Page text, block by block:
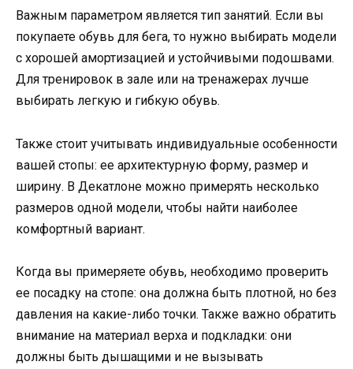
Важным параметром является тип занятий. Если вы
покупаете обувь для бега, то нужно выбирать модели
с хорошей амортизацией и устойчивыми подошвами.
Для тренировок в зале или на тренажерах лучше
выбирать легкую и гибкую обувь.
Также стоит учитывать индивидуальные особенности
вашей стопы: ее архитектурную форму, размер и
ширину. В Декатлоне можно примерять несколько
размеров одной модели, чтобы найти наиболее
комфортный вариант.
Когда вы примеряете обувь, необходимо проверить
ее посадку на стопе: она должна быть плотной, но без
давления на какие-либо точки. Также важно обратить
внимание на материал верха и подкладки: они
должны быть дышащими и не вызывать